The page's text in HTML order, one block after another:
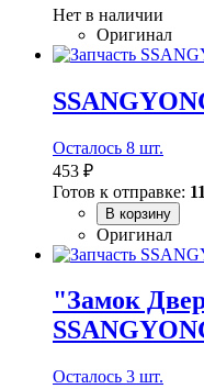
Нет в наличии
Оригинал
Осталось 8 шт.
453 ₽
Готов к отправке:
В корзину
Оригинал
"Замок
Осталось 3 шт.